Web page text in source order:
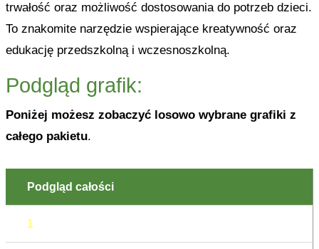
trwałość oraz możliwość dostosowania do potrzeb dzieci.
To znakomite narzędzie wspierające kreatywność oraz
edukację przedszkolną i wczesnoszkolną.
Podgląd grafik:
Poniżej możesz zobaczyć losowo wybrane grafiki z
całego pakietu.
Podgląd całości
1